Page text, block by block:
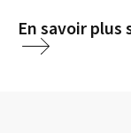
En savoir